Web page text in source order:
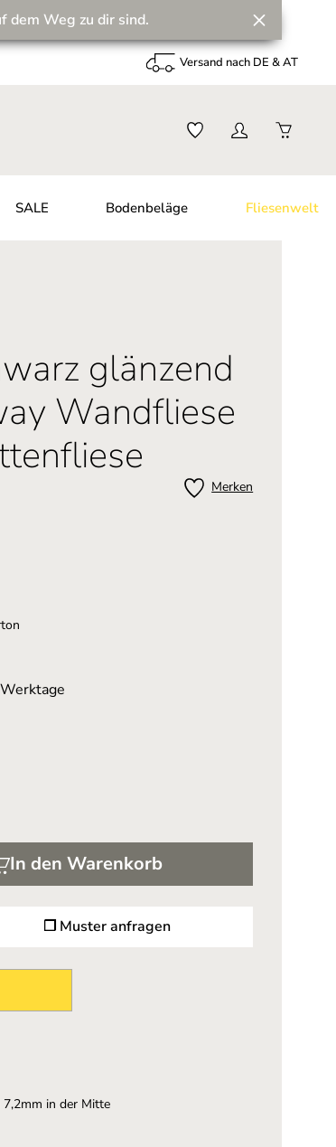
dem Weg zu dir sind.
Versand nach DE & AT
SALE Bodenbeläge Fliesenwelt
glänzend
Wandfliese
Merken
❐ Muster anfragen
In den Warenkorb
7,2mm in der Mitte